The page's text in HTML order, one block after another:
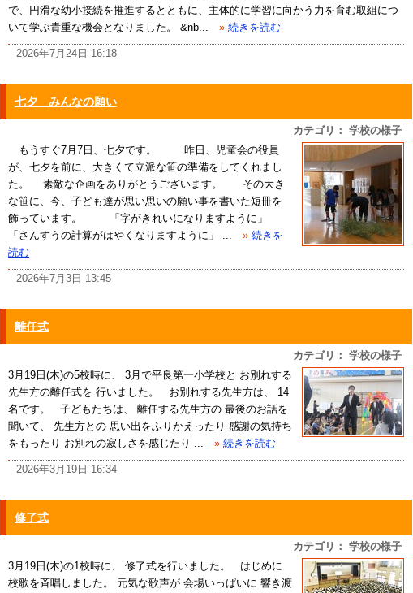
で、円滑な幼小接続を推進するとともに、主体的に学習に向かう力を育む取組につ
いて学ぶ貴重な機会となりました。 &nb...
» 続きを読む
2026年7月24日 16:18
七夕 みんなの願い
カテゴリ： 学校の様子
もうすぐ7月7日、七夕です。 昨日、児童会の役員
が、七夕を前に、大きくて立派な笹の準備をしてくれまし
た。 素敵な企画をありがとうございます。 その大き
な笹に、今、子ども達が思い思いの願い事を書いた短冊を
飾っています。 「字がきれいになりますように」
「さんすうの計算がはやくなりますように」 ...
» 続きを
読む
2026年7月3日 13:45
離任式
カテゴリ： 学校の様子
3月19日(木)の5校時に、 3月で平良第一小学校と お別れする
先生方の離任式を 行いました。 お別れする先生方は、 14
名です。 子どもたちは、 離任する先生方の 最後のお話を
聞いて、 先生方との 思い出をふりかえったり 感謝の気持ち
をもったり お別れの寂しさを感じたり ...
» 続きを読む
2026年3月19日 16:34
修了式
カテゴリ： 学校の様子
3月19日(木)の1校時に、 修了式を行いました。 はじめに
校歌を斉唱しました。 元気な歌声が 会場いっぱいに 響き渡